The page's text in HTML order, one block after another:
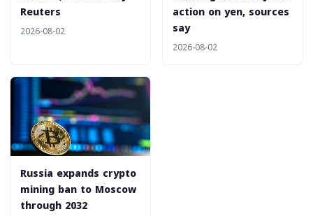
Reuters
2026-08-02
action on yen, sources
say
2026-08-02
Russia expands crypto
mining ban to Moscow
through 2032